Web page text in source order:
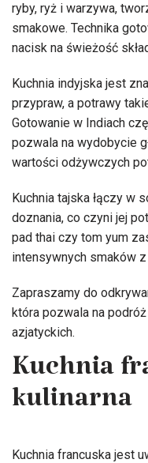
ryby, ryż i warzywa,
smakowe. Technika
nacisk na świeżość
Kuchnia indyjska jest
przypraw, a potrawy
Gotowanie w Indiach
pozwala na wydobycie
wartości odżywczych
Kuchnia tajska łączy w
doznania, co czyni jej
pad thai czy tom yum
intensywnych smaków z
Zapraszamy do
która pozwala na
azjatyckich.
Kuchnia
kulinarna
Kuchnia francuska jest